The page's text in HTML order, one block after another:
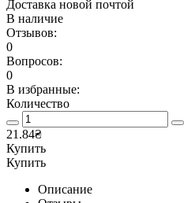
Доставка новой почтой
В наличие
Отзывов:
0
Вопросов:
0
В избранные:
Количество
21.84₴
Купить
Купить
Описание